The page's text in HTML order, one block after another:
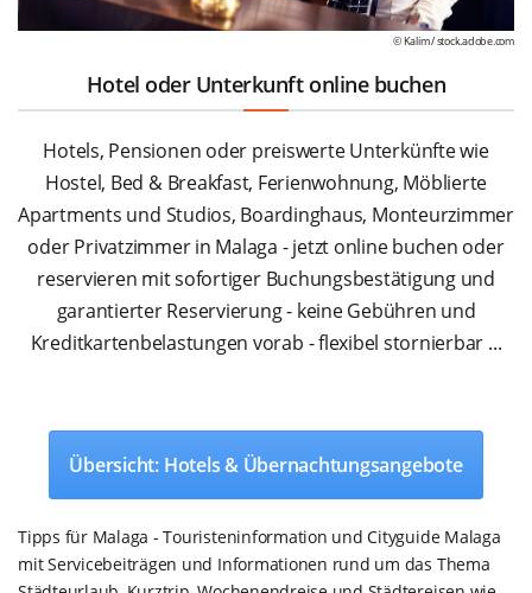
© Kalim /stock.adobe.com
Hotel oder Unterkunft online buchen
Hotels, Pensionen oder preiswerte Unterkünfte wie
Hostel, Bed & Breakfast, Ferienwohnung, Möblierte
Apartments und Studios, Boardinghaus, Monteurzimmer
oder Privatzimmer in Malaga - jetzt online buchen oder
reservieren mit sofortiger Buchungsbestätigung und
garantierter Reservierung - keine Gebühren und
Kreditkartenbelastungen vorab - flexibel stornierbar ...
Übersicht: Hotels & Übernachtungsangebote
Tipps für Malaga - Touristeninformation und Cityguide Malaga
mit Servicebeiträgen und Informationen rund um das Thema